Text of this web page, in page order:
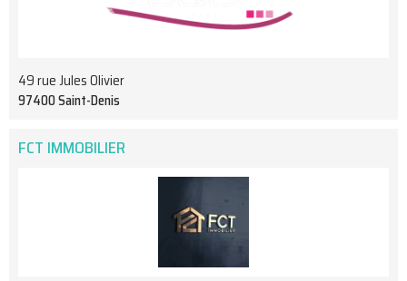
49 rue Jules Olivier
97400 Saint-Denis
FCT IMMOBILIER